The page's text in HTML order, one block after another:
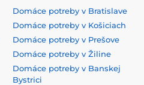
Domáce potreby v Bratislave
Domáce potreby v Košiciach
Domáce potreby v Prešove
Domáce potreby v Žiline
Domáce potreby v Banskej
Bystrici